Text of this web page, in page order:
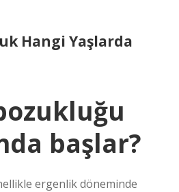
Hangi Yaşlarda
başlar?
ergenlik döneminde